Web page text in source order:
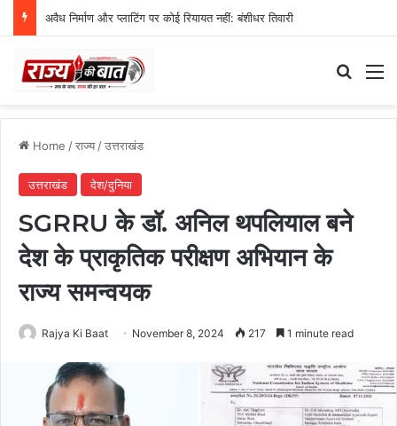
अवैध निर्माण और प्लाटिंग पर कोई रियायत नहीं: बंशीधर तिवारी
Home /राज्य/उत्तराखंड
उत्तराखंड देश/दुनिया
SGRRU के डॉ. अनिल थपलियाल बने
देश के प्राकृतिक परीक्षण अभियान के
राज्य समन्वयक
Rajya Ki Baat November 8, 2024 217 1 minute read